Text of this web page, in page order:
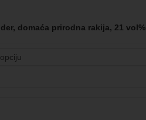
domaća prirodna rakija, 21 vol%